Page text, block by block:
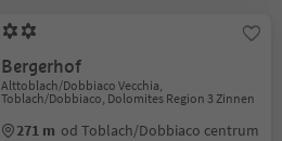
Bergerhof
Alttoblach/Dobbiaco Vecchia,
Toblach/Dobbiaco, Dolomites Region 3 Zinnen
271 m od Toblach/Dobbiaco centrum